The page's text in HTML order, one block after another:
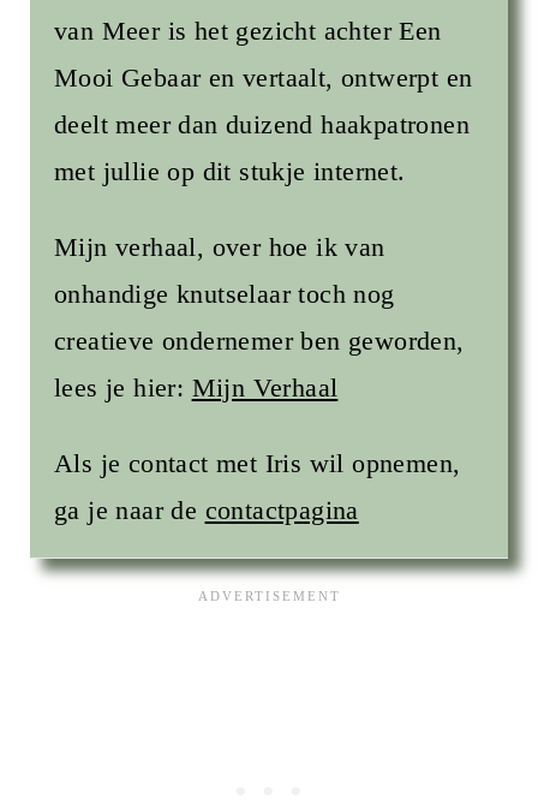
van Meer is het gezicht achter Een
Mooi Gebaar en vertaalt, ontwerpt en
deelt meer dan duizend haakpatronen
met jullie op dit stukje internet.
Mijn verhaal, over hoe ik van
onhandige knutselaar toch nog
creatieve ondernemer ben geworden,
lees je hier: Mijn Verhaal
Als je contact met Iris wil opnemen,
ga je naar de contactpagina